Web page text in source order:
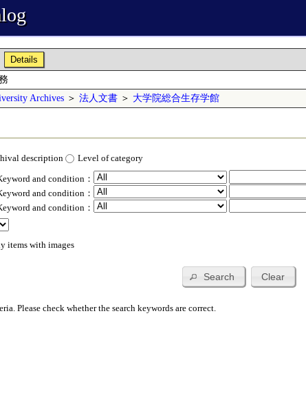
Details
Archives ＞ 法人文書 ＞ 大学院総合生存学館
description Level of category
and condition：
and condition：
and condition：
items with images
Search Clear
Please check whether the search keywords are correct.